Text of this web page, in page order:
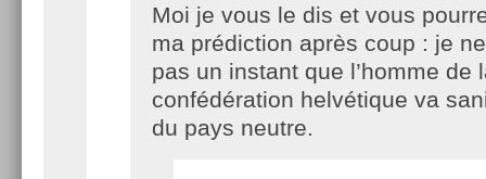
Moi je vous le dis et vous
ma prédiction après coup : je
pas un instant que l’homme de
confédération helvétique va
du pays neutre.